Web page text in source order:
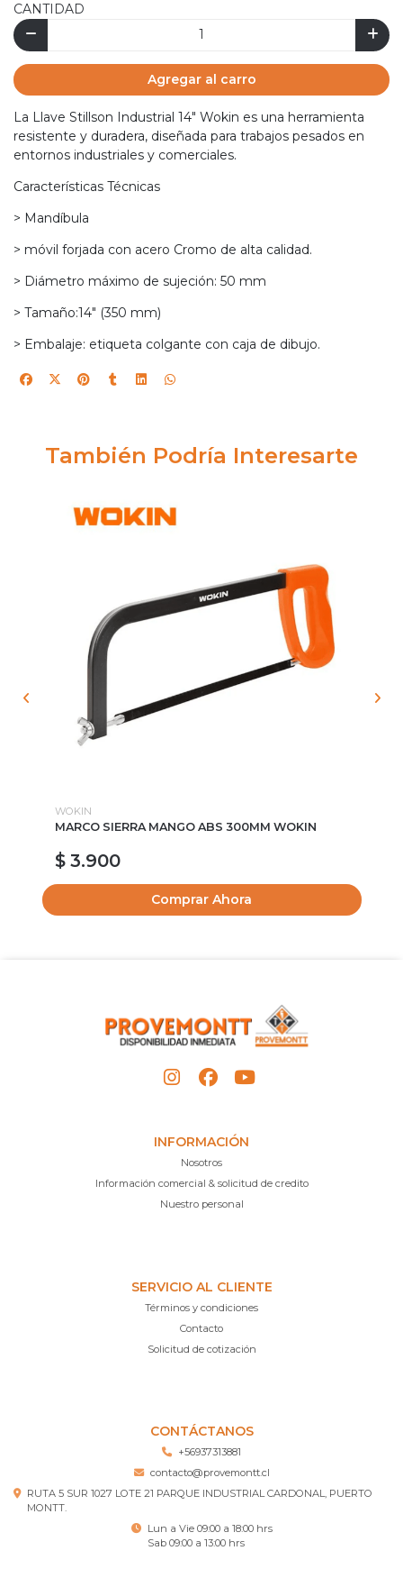
CANTIDAD
Agregar al carro
La Llave Stillson Industrial 14" Wokin es una herramienta
resistente y duradera, diseñada para trabajos pesados en
entornos industriales y comerciales.
Características Técnicas
> Mandíbula
> móvil forjada con acero Cromo de alta calidad.
> Diámetro máximo de sujeción: 50 mm
> Tamaño:14" (350 mm)
> Embalaje: etiqueta colgante con caja de dibujo.
También Podría Interesarte
WOKIN
MARCO SIERRA MANGO ABS 300MM WOKIN
$ 3.900
Comprar Ahora
INFORMACIÓN
Nosotros
Información comercial & solicitud de credito
Nuestro personal
SERVICIO AL CLIENTE
Términos y condiciones
Contacto
Solicitud de cotización
CONTÁCTANOS
+56937313881
contacto@provemontt.cl
RUTA 5 SUR 1027 LOTE 21 PARQUE INDUSTRIAL CARDONAL, PUERTO
MONTT.
Lun a Vie 09:00 a 18:00 hrs
Sab 09:00 a 13:00 hrs